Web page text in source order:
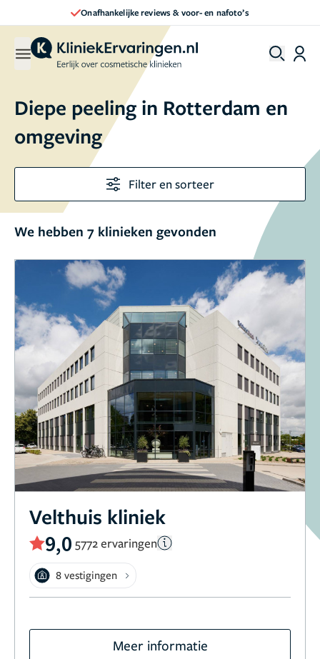
Onafhankelijke reviews & voor- en nafoto’s
Diepe peeling in Rotterdam en
omgeving
Filter en sorteer
We hebben 7 klinieken gevonden
Velthuis kliniek
9,0 5772 ervaringen
8 vestigingen
Meer informatie